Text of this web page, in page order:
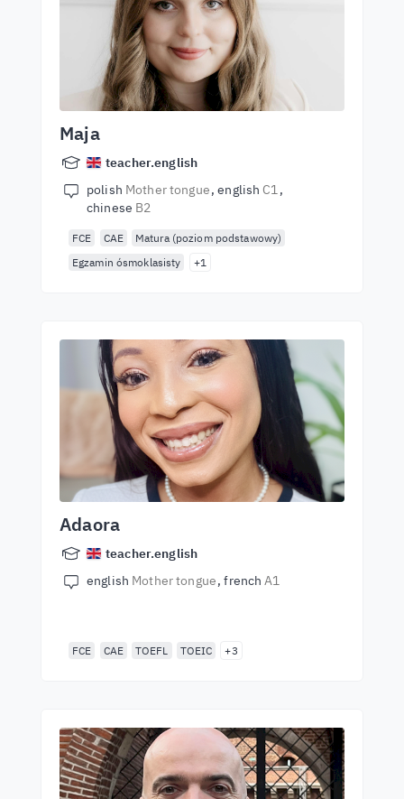
Maja
teacher.english
polish Mother tongue english C1
chinese B2
FCE CAE
Matura (poziom podstawowy)
Egzamin ósmoklasisty
+1
Adaora
teacher.english
english Mother tongue frenchA1
FCE CAE TOEFL TOEIC +3